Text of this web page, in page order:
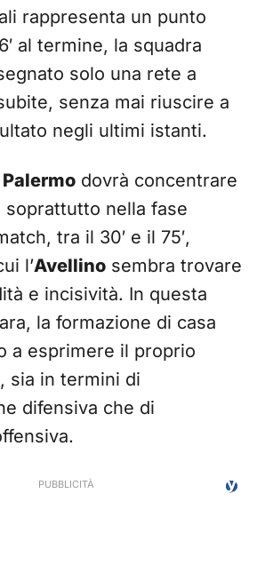
rappresenta un punto
al termine, la squadra
solo una rete a
senza mai riuscire a
negli ultimi istanti.
Palermo dovrà concentrare
nella fase
tra il 30′ e il 75′,
l’Avellino sembra trovare
e incisività. In questa
la formazione di casa
a esprimere il proprio
sia in termini di
difensiva che di